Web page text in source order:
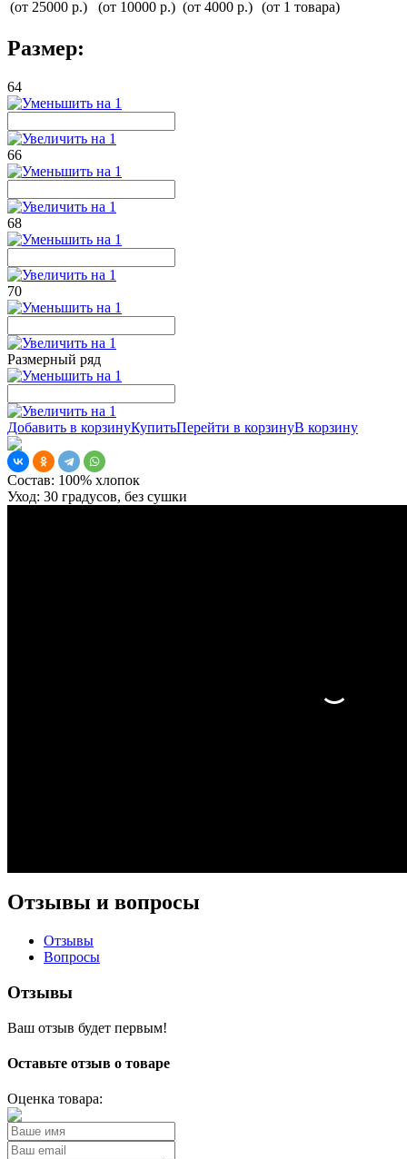
(от 25000 р.) (от 10000 р.) (от 4000 р.) (от 1 товара)
Размер:
64
66
68
70
Размерный ряд
Добавить в корзинуКупитьПерейти в корзинуВ корзину
Состав: 100% хлопок
Уход: 30 градусов, без сушки
Отзывы и вопросы
Отзывы
Вопросы
Отзывы
Ваш отзыв будет первым!
Оставьте отзыв о товаре
Оценка товара: